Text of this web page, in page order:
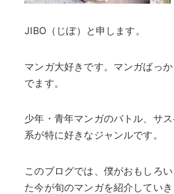
JIBO（じぼ）と申します。
マンガ大好きです。マンガばっ
でます。
少年・青年マンガのバトル、サス
系が特に好きなジャンルです。
このブログでは、僕がおもしろ
た今が旬のマンガを紹介していき